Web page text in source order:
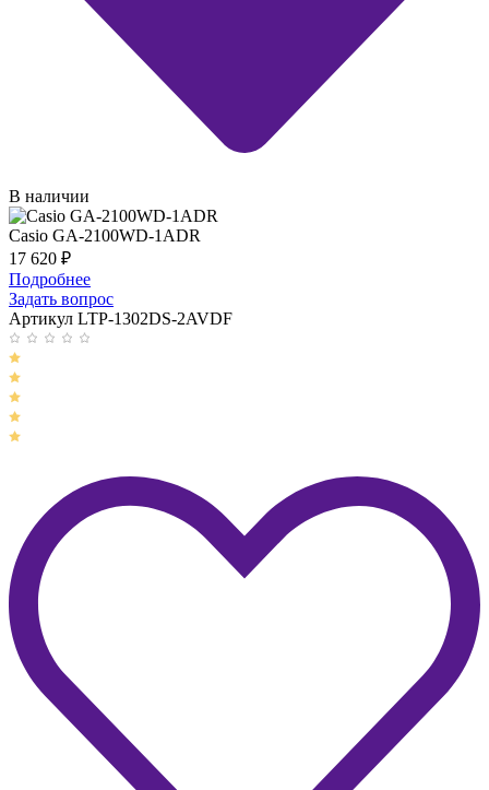
В наличии
Casio GA-2100WD-1ADR
17 620 ₽
Подробнее
Задать вопрос
Артикул LTP-1302DS-2AVDF